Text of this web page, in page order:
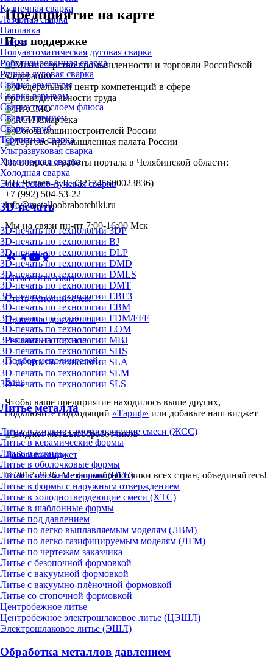
Кузнечная сварка
Лазерная сварка
Наплавка
Пайка
Полуавтоматическая дуговая сварка
Роботизированная сварка
Ручная дуговая сварка
Сварка арматуры
Сварка взрывом
Сварка под слоем флюса
Сварка трением
Сварка труб
Термитная сварка
Ультразвуковая сварка
Химическая сварка
Холодная сварка
Электронно-лучевая сварка
3D-печать
3D-печать по технологии 3DP
3D-печать по технологии BJ
3D-печать по технологии DLP
3D-печать по технологии DMD
3D-печать по технологии DMLS
3D-печать по технологии DMT
3D-печать по технологии EBF3
3D-печать по технологии EBM
3D-печать по технологии FDM/FFF
3D-печать по технологии LOM
3D-печать по технологии MBJ
3D-печать по технологии SHS
3D-печать по технологии SLA
3D-печать по технологии SLM
3D-печать по технологии SLS
Литьё металла
Литье в жидкие самотвердеющие смеси (ЖСС)
Литье в керамические формы
Литье в кокиль
Литье в оболочковые формы
Литье в песчаные формы (ПГС)
Литье в формы с наружным отверждением
Литье в холоднотвердеющие смеси (ХТС)
Литье в шаблонные формы
Литье под давлением
Литье по легко выплавляемым моделям (ЛВМ)
Литье по легко газифицируемым моделям (ЛГМ)
Литье по чертежам заказчика
Литье с безопочной формовкой
Литье с вакуумной формовкой
Литье с вакуумно-плёночной формовкой
Литье со стопочной формовкой
Центробежное литье
Центробежное электрошлаковое литье (ЦЭШЛ)
Электрошлаковое литье (ЭШЛ)
Обработка металлов давлением
Предприятие на карте
При поддержке
По вопросам работы портала в Челябинской области:
ИП Чугаев А.В. (321745600023836)
+7 (992) 504-53-22
info@metalloobrabotchiki.ru
Мы на связи пн-пт 7:00-16:00 Мск
Разместить заказ
Стать исполнителем
Правовые документы
Реклама на портале
Подбор исполнителей
Блог
Чтобы ваше предприятие находилось выше других,
подключите подходящий «Тариф» или добавьте наш виджет
Добавить виджет
© 2017-2026. Металлообработчики всех стран, объединяйтесь!